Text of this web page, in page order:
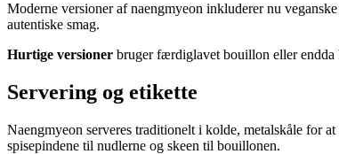
Moderne versioner af naengmyeon inkluderer nu
autentiske smag.
Hurtige versioner bruger færdiglavet bouillon eller endda
Servering og etikette
Naengmyeon serveres traditionelt i kolde, metalskåle for
spisepindene til nudlerne og skeen til bouillonen.